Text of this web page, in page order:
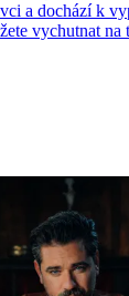
a dochází k
vychutnat na